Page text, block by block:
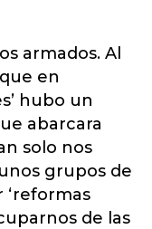
armados. Al
en
hubo un
abarcara
solo nos
grupos de
‘reformas
de las